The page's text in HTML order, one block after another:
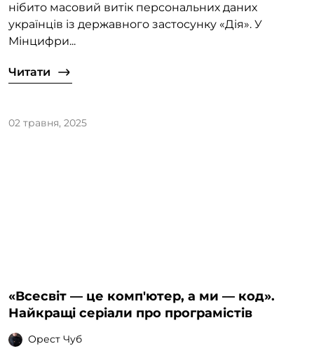
нібито масовий витік персональних даних
українців із державного застосунку «Дія». У
Мінцифри...
Читати
02 травня, 2025
«Всесвіт — це комп'ютер, а ми — код».
Найкращі серіали про програмістів
Орест Чуб